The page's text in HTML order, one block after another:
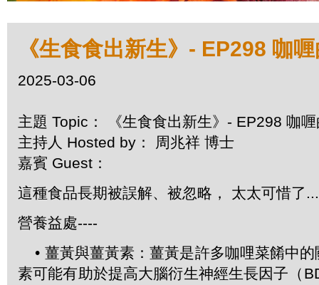
《生食食出新生》- EP298 咖
2025-03-06
主題 Topic： 《生食食出新生》- EP298 咖
主持人 Hosted by： 周兆祥 博士
嘉賓 Guest：
這種食品長期被誤解、被忽略， 太太可惜了
營養益處----
• 薑黃與薑黃素：薑黃是許多咖哩菜餚中
素可能有助於提高大腦衍生神經生長因子（